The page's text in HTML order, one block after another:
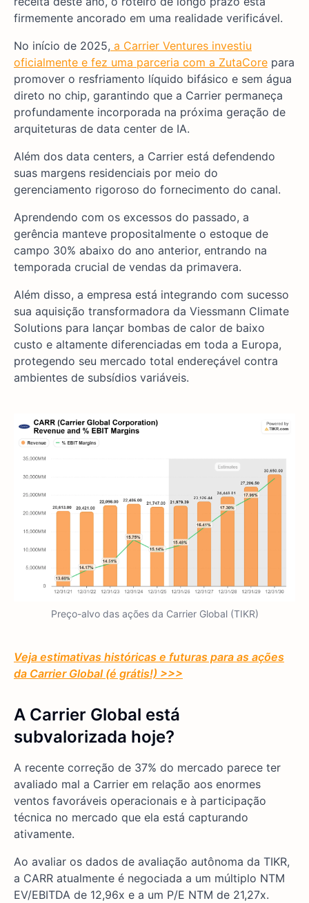
firmemente ancorado em uma realidade verificável.
No início de 2025, a Carrier Ventures investiu
oficialmente e fez uma parceria com a ZutaCore para
promover o resfriamento líquido bifásico e sem água
direto no chip, garantindo que a Carrier permaneça
profundamente incorporada na próxima geração de
arquiteturas de data center de IA.
Além dos data centers, a Carrier está defendendo
suas margens residenciais por meio do
gerenciamento rigoroso do fornecimento do canal.
Aprendendo com os excessos do passado, a
gerência manteve propositalmente o estoque de
campo 30% abaixo do ano anterior, entrando na
temporada crucial de vendas da primavera.
Além disso, a empresa está integrando com sucesso
sua aquisição transformadora da Viessmann Climate
Solutions para lançar bombas de calor de baixo
custo e altamente diferenciadas em toda a Europa,
protegendo seu mercado total endereçável contra
ambientes de subsídios variáveis.
Preço-alvo das ações da Carrier Global (TIKR)
Veja estimativas históricas e futuras para as ações
da Carrier Global (é grátis!) >>>
A Carrier Global está
subvalorizada hoje?
A recente correção de 37% do mercado parece ter
avaliado mal a Carrier em relação aos enormes
ventos favoráveis operacionais e à participação
técnica no mercado que ela está capturando
ativamente.
Ao avaliar os dados de avaliação autônoma da TIKR,
a CARR atualmente é negociada a um múltiplo NTM
EV/EBITDA de 12,96x e a um P/E NTM de 21,27x.